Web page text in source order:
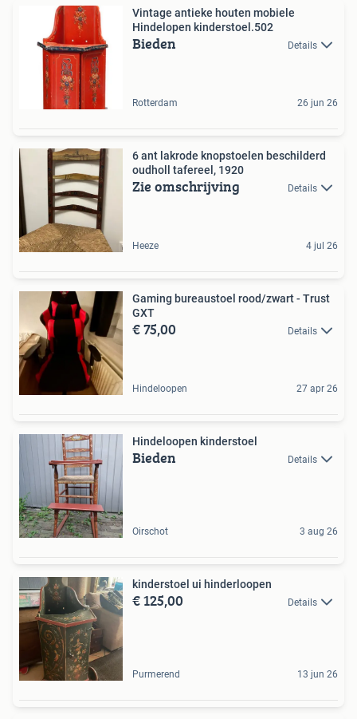
Vintage antieke houten mobiele
Hindelopen kinderstoel.502
Bieden Details
Rotterdam 26 jun 26
6 ant lakrode knopstoelen beschilderd
oudholl tafereel, 1920
Zie omschrijving Details
Heeze 4 jul 26
Gaming bureaustoel rood/zwart - Trust
GXT
€ 75,00 Details
Hindeloopen 27 apr 26
Hindeloopen kinderstoel
Bieden Details
Oirschot 3 aug 26
kinderstoel ui hinderloopen
€ 125,00 Details
Purmerend 13 jun 26